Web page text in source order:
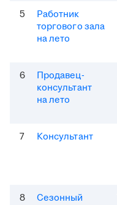
5
Работник
торгового зала
на лето
6
Продавец-
консультант
на лето
7 Консультант
8
Сезонный